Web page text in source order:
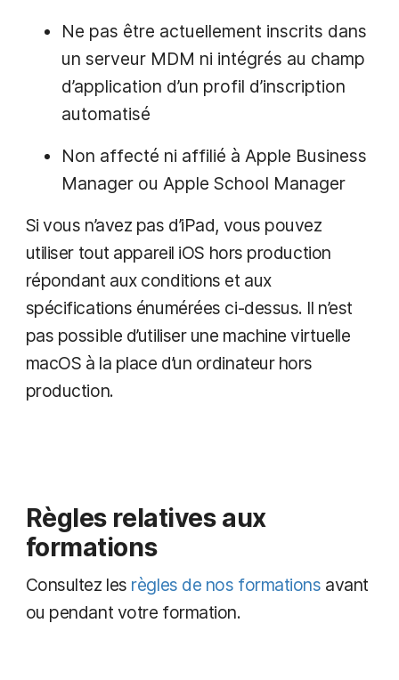
Ne pas être actuellement inscrits dans
un serveur MDM ni intégrés au champ
d’application d’un profil d’inscription
automatisé
Non affecté ni affilié à Apple Business
Manager ou Apple School Manager
Si vous n’avez pas d’iPad, vous pouvez
utiliser tout appareil iOS hors production
répondant aux conditions et aux
spécifications énumérées ci-dessus. Il n’est
pas possible d’utiliser une machine virtuelle
macOS à la place d’un ordinateur hors
production.
Règles relatives aux
formations
Consultez les règles de nos formations avant
ou pendant votre formation.